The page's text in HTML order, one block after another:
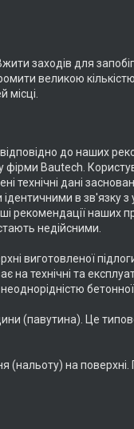
заходів для
великою
місці.
до наших
Bautech.
технічні дані
в зв'язку
наших
недійсними.
виготовленої
технічні та
(павутина). Це
на поверхні.